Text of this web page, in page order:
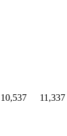
10,537 11,337